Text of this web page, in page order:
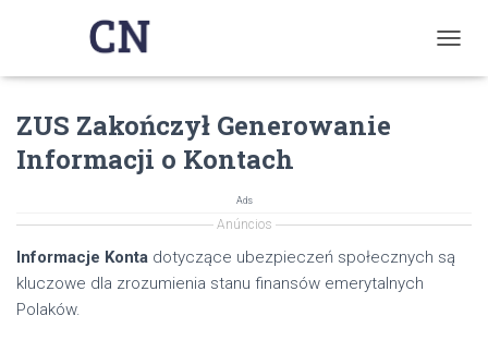
O
G
ZUS Zakończył Generowanie
Informacji o Kontach
Ads
Anúncios
Informacje Konta dotyczące ubezpieczeń społecznych są
kluczowe dla zrozumienia stanu finansów emerytalnych
Polaków.